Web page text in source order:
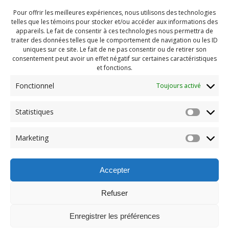
Pour offrir les meilleures expériences, nous utilisons des technologies
telles que les témoins pour stocker et/ou accéder aux informations des
appareils. Le fait de consentir à ces technologies nous permettra de
traiter des données telles que le comportement de navigation ou les ID
uniques sur ce site. Le fait de ne pas consentir ou de retirer son
consentement peut avoir un effet négatif sur certaines caractéristiques
et fonctions.
Fonctionnel Toujours activé
Statistiques
Marketing
Accepter
Refuser
Enregistrer les préférences
Navigation
de
l'article
Previous
Party fin été 2022 (107)
© 2026 Maison des Jeunes de Boucherville.